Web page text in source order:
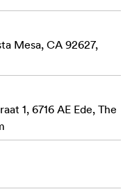
lupatiņa
Mesa, CA 92627,
1, 6716 AE Ede, The